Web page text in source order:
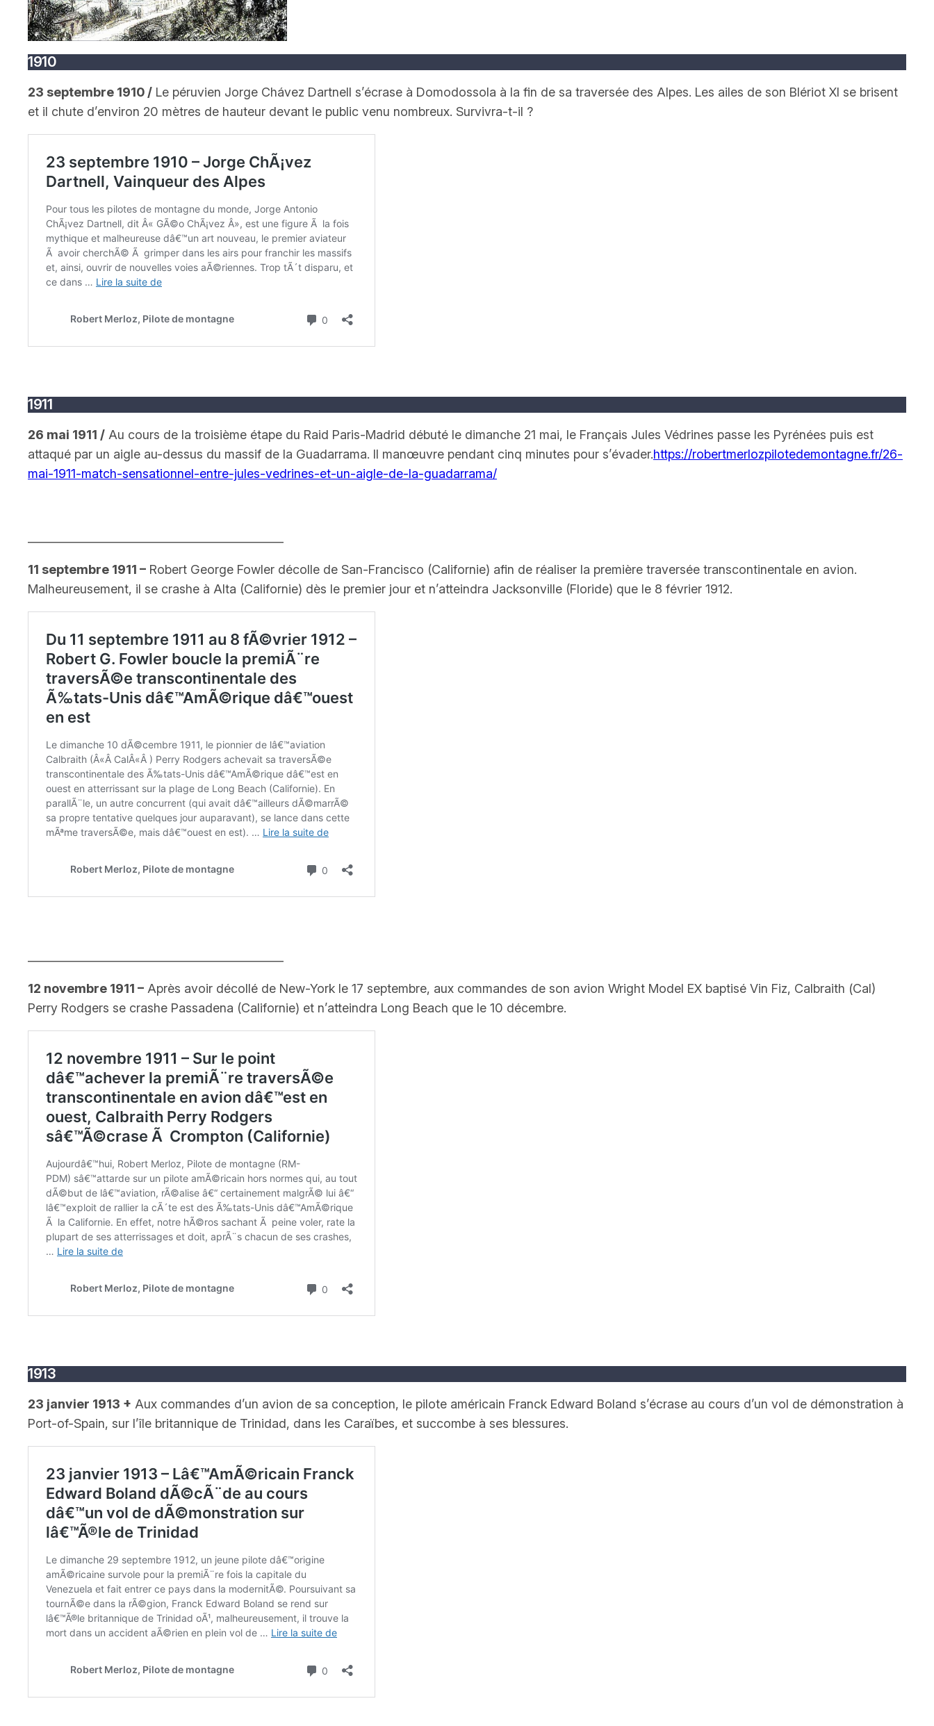
1910
23 septembre 1910 / Le péruvien Jorge Chávez Dartnell s’écrase à Domodossola à la fin de sa traversée des Alpes. Les ailes de son Blériot XI se brisent
et il chute d’environ 20 mètres de hauteur devant le public venu nombreux. Survivra-t-il ?
1911
26 mai 1911 / Au cours de la troisième étape du Raid Paris-Madrid débuté le dimanche 21 mai, le Français Jules Védrines passe les Pyrénées puis est
attaqué par un aigle au-dessus du massif de la Guadarrama. Il manœuvre pendant cinq minutes pour s’évader.https://robertmerlozpilotedemontagne.fr/26-
mai-1911-match-sensationnel-entre-jules-vedrines-et-un-aigle-de-la-guadarrama/
11 septembre 1911 – Robert George Fowler décolle de San-Francisco (Californie) afin de réaliser la première traversée transcontinentale en avion.
Malheureusement, il se crashe à Alta (Californie) dès le premier jour et n’atteindra Jacksonville (Floride) que le 8 février 1912.
12 novembre 1911 – Après avoir décollé de New-York le 17 septembre, aux commandes de son avion Wright Model EX baptisé Vin Fiz, Calbraith (Cal)
Perry Rodgers se crashe Passadena (Californie) et n’atteindra Long Beach que le 10 décembre.
1913
23 janvier 1913 + Aux commandes d’un avion de sa conception, le pilote américain Franck Edward Boland s’écrase au cours d’un vol de démonstration à
Port-of-Spain, sur l’île britannique de Trinidad, dans les Caraïbes, et succombe à ses blessures.